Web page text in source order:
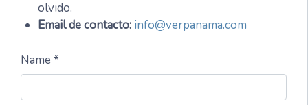
olvido.
Email de contacto: info@verpanama.com
Name *